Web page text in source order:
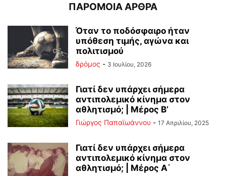
ΠΑΡΟΜΟΙΑ ΑΡΘΡΑ
Όταν το ποδόσφαιρο ήταν
υπόθεση τιμής, αγώνα και
πολιτισμού
δρόμος - 3 Ιουλίου, 2026
Γιατί δεν υπάρχει σήμερα
αντιπολεμικό κίνημα στον
αθλητισμό; | Μέρος Β’
Γιώργος Παπαϊωάννου - 17 Απριλίου, 2025
Γιατί δεν υπάρχει σήμερα
αντιπολεμικό κίνημα στον
αθλητισμό; | Μέρος Α΄